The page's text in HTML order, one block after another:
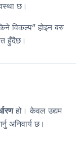
छ।
विकल्प” होइन बरु
हुँदैछ।
हो। केवल उद्यम
अनिवार्य छ।